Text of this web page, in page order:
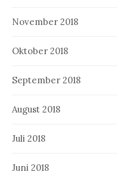
November 2018
Oktober 2018
September 2018
August 2018
Juli 2018
Juni 2018